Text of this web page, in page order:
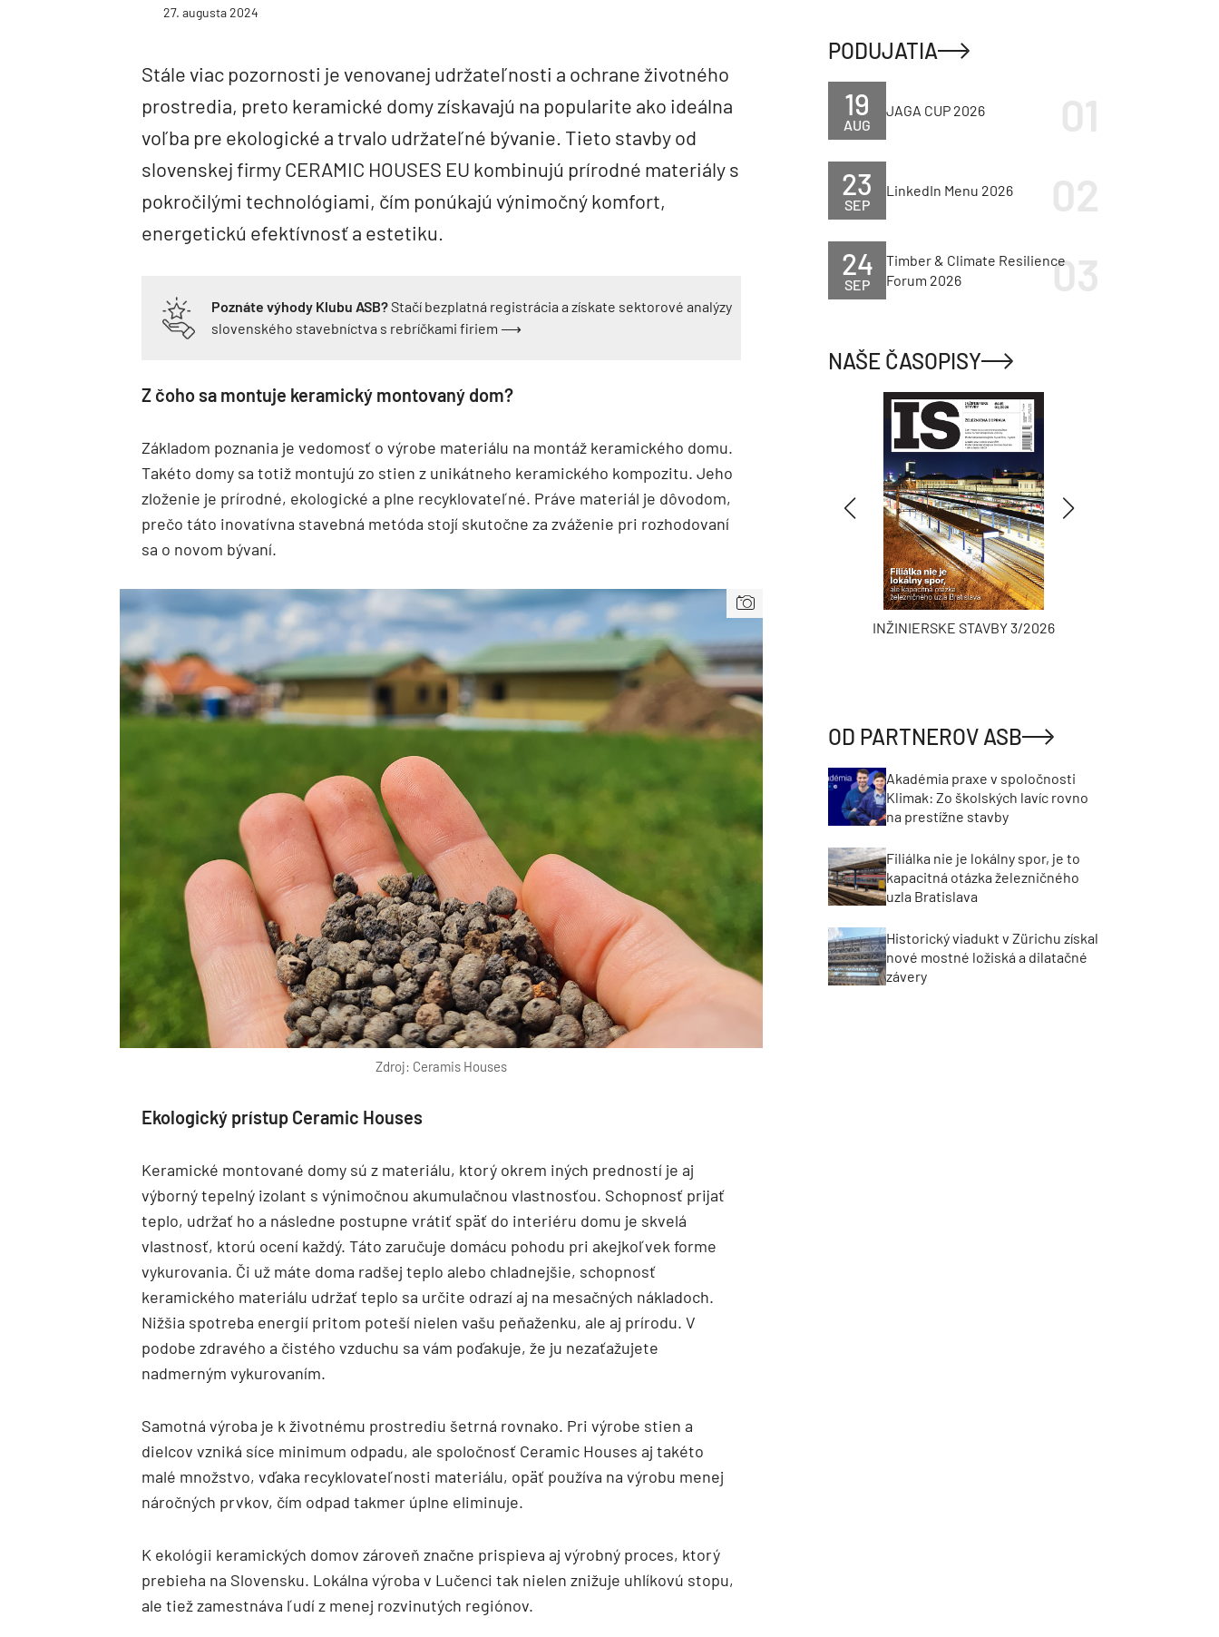
27. augusta 2024
Stále viac pozornosti je venovanej udržateľnosti a ochrane životného
prostredia, preto keramické domy získavajú na popularite ako ideálna
voľba pre ekologické a trvalo udržateľné bývanie. Tieto stavby od
slovenskej firmy CERAMIC HOUSES EU kombinujú prírodné materiály s
pokročilými technológiami, čím ponúkajú výnimočný komfort,
energetickú efektívnosť a estetiku.
Poznáte výhody Klubu ASB?Stačí bezplatná registrácia a získate sektorové analýzy
slovenského stavebníctva s rebríčkami firiem ⟶
Z čoho sa montuje keramický montovaný dom?
Základom poznania je vedomosť o výrobe materiálu na montáž keramického domu.
Takéto domy sa totiž montujú zo stien z unikátneho keramického kompozitu. Jeho
zloženie je prírodné, ekologické a plne recyklovateľné. Práve materiál je dôvodom,
prečo táto inovatívna stavebná metóda stojí skutočne za zváženie pri rozhodovaní
sa o novom bývaní.
Zdroj: Ceramis Houses
Ekologický prístup Ceramic Houses
Keramické montované domy sú z materiálu, ktorý okrem iných predností je aj
výborný tepelný izolant s výnimočnou akumulačnou vlastnosťou. Schopnosť prijať
teplo, udržať ho a následne postupne vrátiť späť do interiéru domu je skvelá
vlastnosť, ktorú ocení každý. Táto zaručuje domácu pohodu pri akejkoľvek forme
vykurovania. Či už máte doma radšej teplo alebo chladnejšie, schopnosť
keramického materiálu udržať teplo sa určite odrazí aj na mesačných nákladoch.
Nižšia spotreba energií pritom poteší nielen vašu peňaženku, ale aj prírodu. V
podobe zdravého a čistého vzduchu sa vám poďakuje, že ju nezaťažujete
nadmerným vykurovaním.
Samotná výroba je k životnému prostrediu šetrná rovnako. Pri výrobe stien a
dielcov vzniká síce minimum odpadu, ale spoločnosť Ceramic Houses aj takéto
malé množstvo, vďaka recyklovateľnosti materiálu, opäť používa na výrobu menej
náročných prvkov, čím odpad takmer úplne eliminuje.
K ekológii keramických domov zároveň značne prispieva aj výrobný proces, ktorý
prebieha na Slovensku. Lokálna výroba v Lučenci tak nielen znižuje uhlíkovú stopu,
ale tiež zamestnáva ľudí z menej rozvinutých regiónov.
PODUJATIA
AUG
19 JAGA CUP 2026
SEP
23 LinkedIn Menu 2026
SEP
24
Timber & Climate Resilience
Forum 2026
NAŠE ČASOPISY
TZB HAUSTECHNIK 3/2026 INŽINIERSKE STAVBY 3/2026
OD PARTNEROV ASB
Akadémia praxe v spoločnosti
Klimak: Zo školských lavíc rovno
na prestížne stavby
Filiálka nie je lokálny spor, je to
kapacitná otázka železničného
uzla Bratislava
Historický viadukt v Zürichu získal
nové mostné ložiská a dilatačné
závery